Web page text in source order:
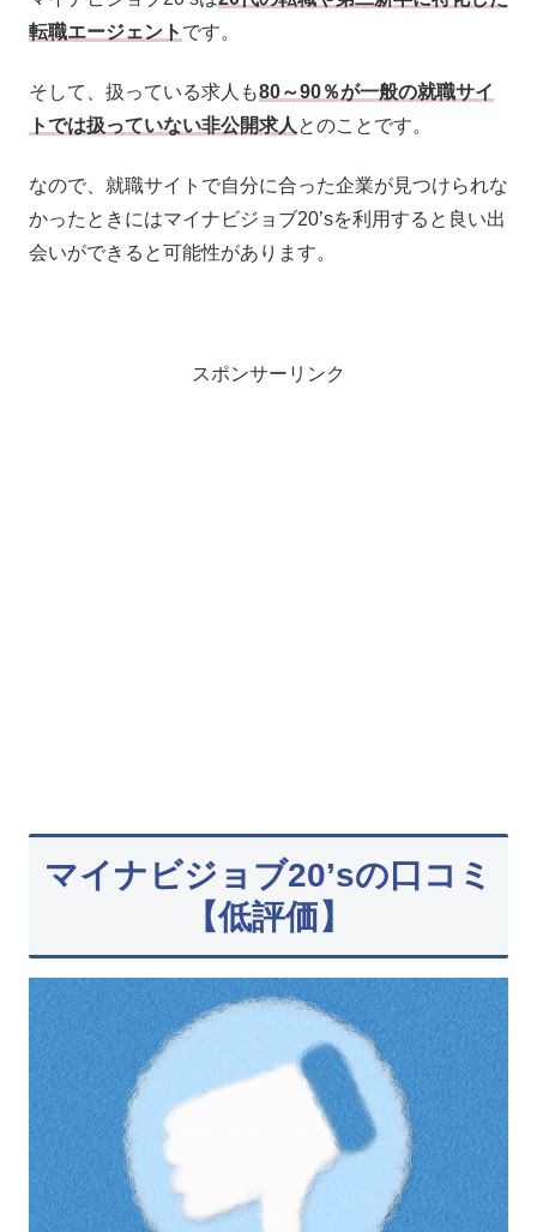
転職エージェント です。
そして、扱っている求人も80～90％が一般の就職サイ
トでは扱っていない非公開求人 とのことです。
なので、就職サイトで自分に合った企業が見つけられな
かったときにはマイナビジョブ20’sを利用すると良い出
会いができると可能性があります。
スポンサーリンク
マイナビジョブ20’sの口コミ
【低評価】